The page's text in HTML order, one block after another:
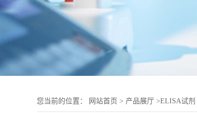
您当前的位置： 网站首页 > 产品展厅 >ELISA试剂